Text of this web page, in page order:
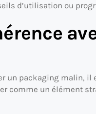
d’utilisation ou
un packaging malin, il
comme un élément